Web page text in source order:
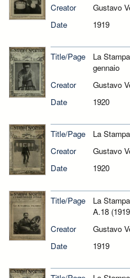
Creator
Gustavo
Date
1919
Title/Page
La
gennaio
Creator
Gustavo
Date
1920
Title/Page
La
Creator
Gustavo
Date
1920
Title/Page
La
A.18
Creator
Gustavo
Date
1919